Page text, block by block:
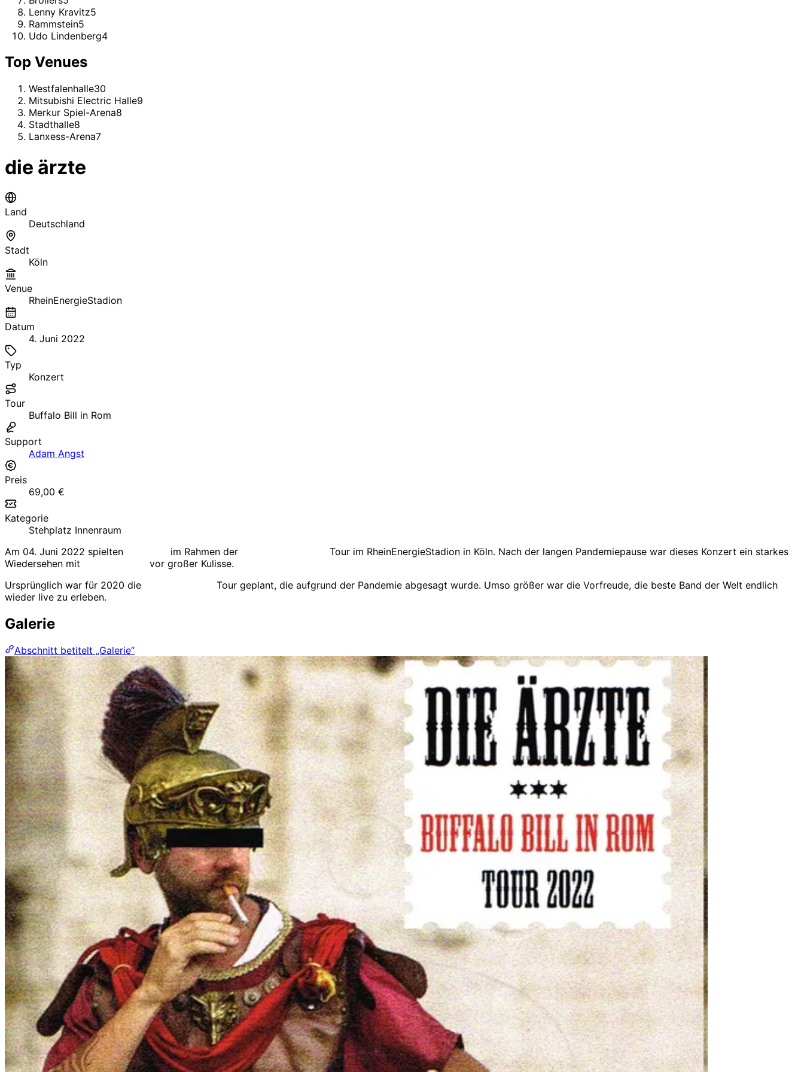
Lenny Kravitz5
Rammstein5
Udo Lindenberg4
Top Venues
Westfalenhalle30
Mitsubishi Electric Halle9
Merkur Spiel-Arena8
Stadthalle8
Lanxess-Arena7
die ärzte
Land
Deutschland
Stadt
Köln
Venue
RheinEnergieStadion
Datum
4. Juni 2022
Typ
Konzert
Tour
Buffalo Bill in Rom
Support
Adam Angst
Preis
69,00 €
Kategorie
Stehplatz Innenraum
Am 04. Juni 2022 spielten
im Rahmen der
Tour im RheinEnergieStadion in Köln. Nach der langen Pandemiepause war dieses Konzert ein starkes
Wiedersehen mit
vor großer Kulisse.
Ursprünglich war für 2020 die
Tour geplant, die aufgrund der Pandemie abgesagt wurde. Umso größer war die Vorfreude, die beste Band der Welt endlich
wieder live zu erleben.
Galerie
Abschnitt betitelt „Galerie“